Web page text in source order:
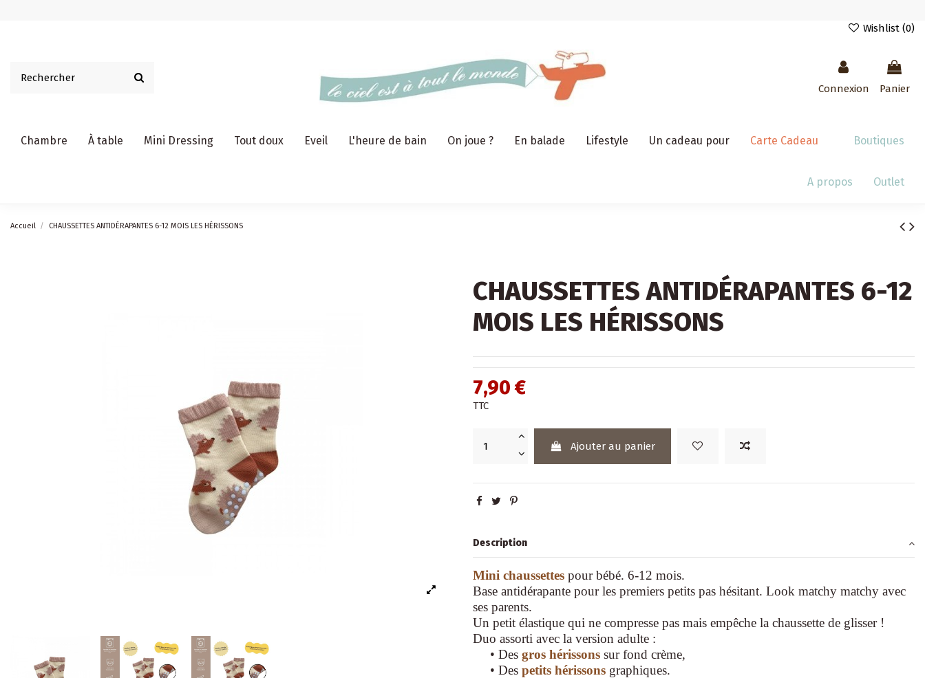
Wishlist (0)
Connexion Panier
Chambre À table Mini Dressing Tout doux Eveil L'heure de bain On joue ? En balade Lifestyle Un cadeau pour Carte Cadeau Boutiques
Outlet
A propos
Accueil CHAUSSETTES ANTIDÉRAPANTES 6-12 MOIS LES HÉRISSONS
CHAUSSETTES ANTIDÉRAPANTES 6-12
MOIS LES HÉRISSONS
7,90 €
TTC
Ajouter au panier
Description
Mini chaussettes pour bébé. 6-12 mois.
Base antidérapante pour les premiers petits pas hésitant. Look matchy matchy avec
ses parents.
Un petit élastique qui ne compresse pas mais empêche la chaussette de glisser !
Duo assorti avec la version adulte :
• Des gros hérissons sur fond crème,
• Des petits hérissons graphiques.